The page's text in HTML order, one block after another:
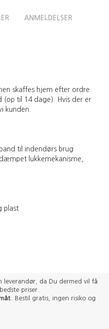
ANMELDELSER
skaffes hjem efter ordre.
(op til 14 dage). Hvis der er
kunden.
til indendørs brug
lukkemekanisme,
plast
leverandør, da Du dermed vil få
priser.
. Bestil gratis, ingen risiko og